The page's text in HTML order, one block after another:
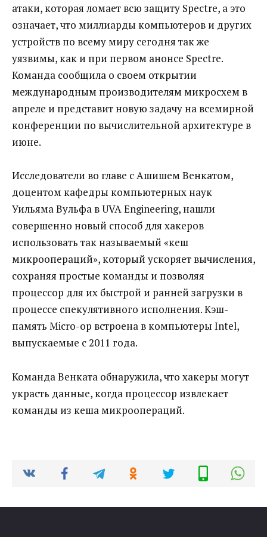
атаки, которая ломает всю защиту Spectre, а это
означает, что миллиарды компьютеров и других
устройств по всему миру сегодня так же
уязвимы, как и при первом анонсе Spectre.
Команда сообщила о своем открытии
международным производителям микросхем в
апреле и представит новую задачу на всемирной
конференции по вычислительной архитектуре в
июне.
Исследователи во главе с Ашишем Венкатом,
доцентом кафедры компьютерных наук
Уильяма Вульфа в UVA Engineering, нашли
совершенно новый способ для хакеров
использовать так называемый «кеш
микроопераций», который ускоряет вычисления,
сохраняя простые команды и позволяя
процессор для их быстрой и ранней загрузки в
процессе спекулятивного исполнения. Кэш-
память Micro-op встроена в компьютеры Intel,
выпускаемые с 2011 года.
Команда Венката обнаружила, что хакеры могут
украсть данные, когда процессор извлекает
команды из кеша микроопераций.